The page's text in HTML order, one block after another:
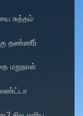
சுத்தம்
தண்ணீர்
மறுநாள்